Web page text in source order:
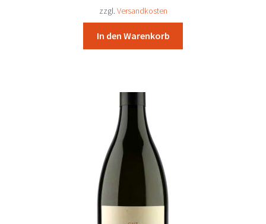
34,19 €
zzgl. Versandkosten
In den Warenkorb